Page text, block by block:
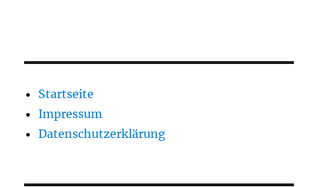
Startseite
Impressum
Datenschutzerklärung